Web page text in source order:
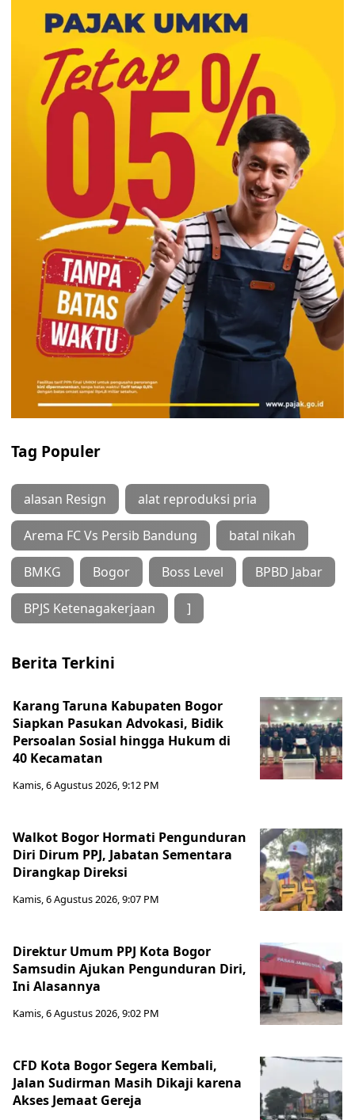
Tag Populer
alasan Resign alat reproduksi pria
Arema FC Vs Persib Bandung batal nikah
BMKG Bogor Boss Level BPBD Jabar
BPJS Ketenagakerjaan ]
Berita Terkini
Karang Taruna Kabupaten Bogor
Siapkan Pasukan Advokasi, Bidik
Persoalan Sosial hingga Hukum di
40 Kecamatan
Kamis, 6 Agustus 2026, 9:12 PM
Walkot Bogor Hormati Pengunduran
Diri Dirum PPJ, Jabatan Sementara
Dirangkap Direksi
Kamis, 6 Agustus 2026, 9:07 PM
Direktur Umum PPJ Kota Bogor
Samsudin Ajukan Pengunduran Diri,
Ini Alasannya
Kamis, 6 Agustus 2026, 9:02 PM
CFD Kota Bogor Segera Kembali,
Jalan Sudirman Masih Dikaji karena
Akses Jemaat Gereja